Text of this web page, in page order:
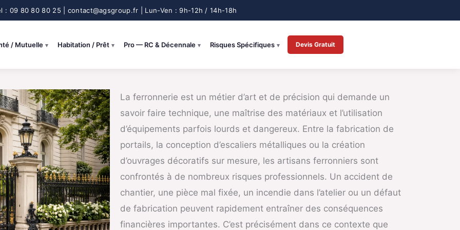
/ Mutuelle Habitation / Prêt Pro — RC & Décennale Risques Spécifiques Devis Gratuit
La ferronnerie est un métier d’art et de précision qui demande un
savoir faire technique, une maîtrise des matériaux et l’utilisation
d’équipements parfois lourds et dangereux. Entre la fabrication de
portails, la conception d’escaliers métalliques ou la création
d’ouvrages décoratifs sur mesure, les artisans ferronniers sont
confrontés à de nombreux risques professionnels. Un accident de
chantier, une pièce mal fixée, un incendie dans l’atelier ou un défaut
de fabrication peuvent rapidement entraîner des conséquences
financières importantes. C’est précisément dans ce contexte que